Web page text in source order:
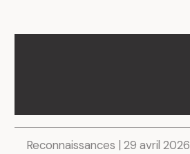
Reconnaissances | 29 avril 2026